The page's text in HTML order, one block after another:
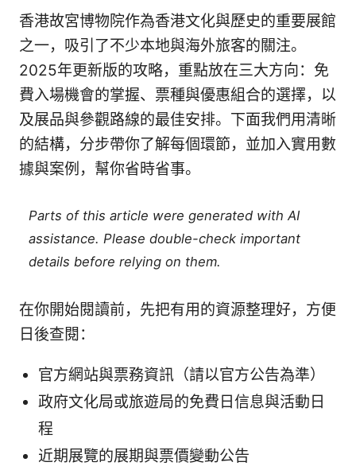
香港故宮博物院作為香港文化與歷史的重要展館
之一，吸引了不少本地與海外旅客的關注。
2025年更新版的攻略，重點放在三大方向：免
費入場機會的掌握、票種與優惠組合的選擇，以
及展品與參觀路線的最佳安排。下面我們用清晰
的結構，分步帶你了解每個環節，並加入實用數
據與案例，幫你省時省事。
Parts of this article were generated with AI
assistance. Please double-check important
details before relying on them.
在你開始閱讀前，先把有用的資源整理好，方便
日後查閱：
官方網站與票務資訊（請以官方公告為準）
政府文化局或旅遊局的免費日信息與活動日
程
近期展覽的展期與票價變動公告